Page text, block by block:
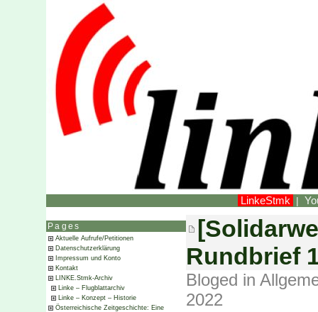
LinkeStmk |
Pages
Aktuelle Aufrufe/Petitionen
Datenschutzerklärung
Impressum und Konto
Kontakt
LINKE.Stmk-Archiv
Linke – Flugblattarchiv
Linke – Konzept – Historie
Österreichische Zeitgeschichte: Eine
Rundbrief
Bloged in
2022